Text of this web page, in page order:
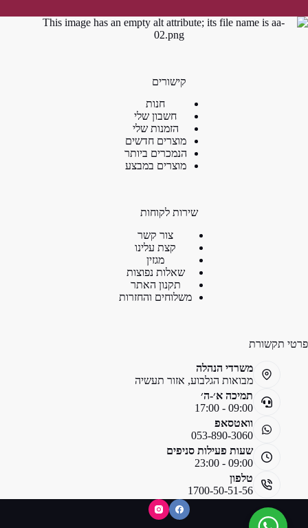
קישורים
חנות
חשבון שלי
הזמנות שלי
מוצרים חדשים
הנמכרים ביותר
מוצרים במבצע
שירות לקוחות
צור קשר
קצת עלינו
מגזין
שאלות נפוצות
תקנון האתר
משלוחים והחזרות
פרטי תקשורת
משרדי הנהלה
מבואות הגלבוע, אזור תעשיה
תמיכה א׳-ה׳
09:00 - 17:00
וואטסאפ
053-890-3060
שעות פעילות סניפים
09:00 - 23:00
טלפון
1700-50-51-56